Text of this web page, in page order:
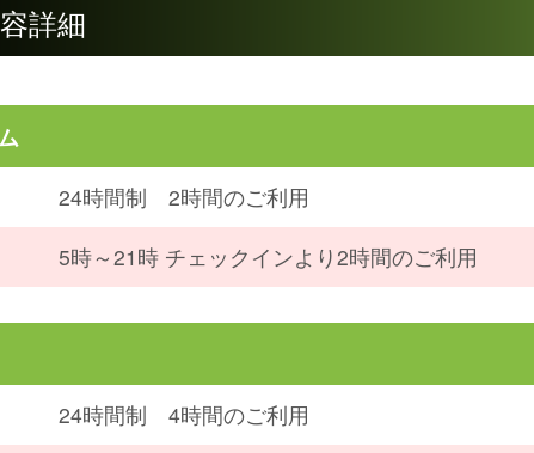
詳細
24時間制 2時間のご利用
5時～21時 チェックインより2時間のご利用
24時間制 4時間のご利用